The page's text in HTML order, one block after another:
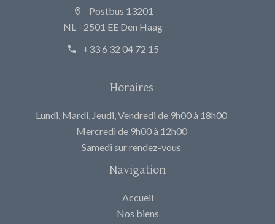
Postbus 13201
NL - 2501 EE Den Haag
+33 6 32 04 72 15
Horaires
Lundi, Mardi, Jeudi, Vendredi de 9h00 à 18h00
Mercredi de 9h00 à 12h00
Samedi sur rendez-vous
Navigation
Accueil
Nos biens